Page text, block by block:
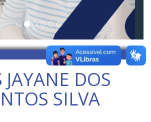
JAYANE DOS
SILVA